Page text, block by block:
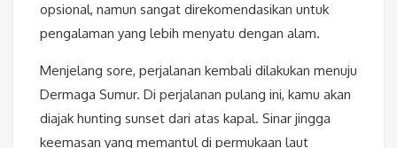
opsional, namun sangat direkomendasikan untuk
pengalaman yang lebih menyatu dengan alam.
Menjelang sore, perjalanan kembali dilakukan menuju
Dermaga Sumur. Di perjalanan pulang ini, kamu akan
diajak hunting sunset dari atas kapal. Sinar jingga
keemasan yang memantul di permukaan laut